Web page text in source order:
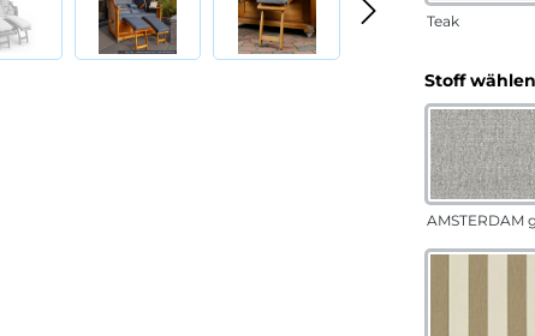
Teak
Stoff wählen
AMSTERDAM